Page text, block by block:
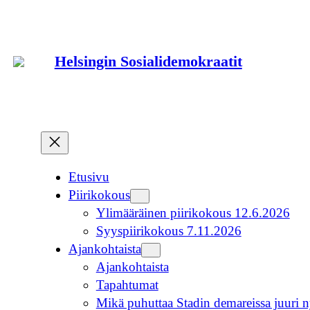
Helsingin Sosialidemokraatit
Etusivu
Piirikokous
Ylimääräinen piirikokous 12.6.2026
Syyspiirikokous 7.11.2026
Ajankohtaista
Ajankohtaista
Tapahtumat
Mikä puhuttaa Stadin demareissa juuri